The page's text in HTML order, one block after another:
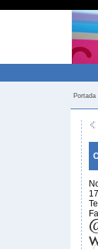
Portada